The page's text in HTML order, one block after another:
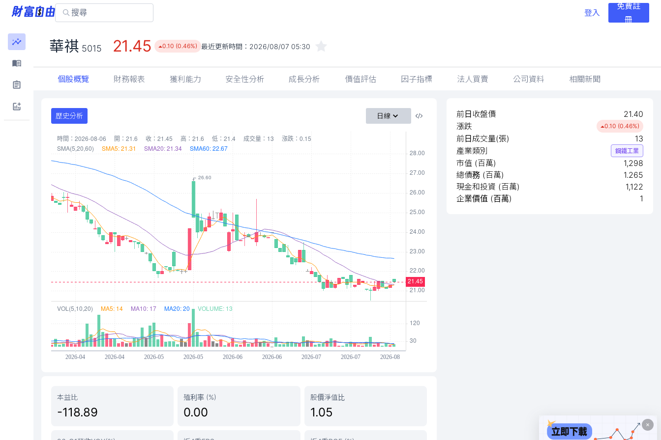
登入
免費註
冊
華祺 5015 21.45 0.10 (0.46%) 最近更新時間： 2026/08/07 05:30
個股概覽 財務報表 獲利能力 安全性分析 成長分析 價值評估 因子指標 法人買賣 公司資料 相關新聞
歷史分析 日線
本益比
-118.89
殖利率 (%)
0.00
股價淨值比
1.05
前日收盤價
21.40
漲跌
0.10 (0.46%)
前日成交量(張)
13
產業類別
鋼鐵工業
市值 (百萬)
1,298
總債務 (百萬)
1.265
現金和投資 (百萬)
1,122
企業價值 (百萬)
1